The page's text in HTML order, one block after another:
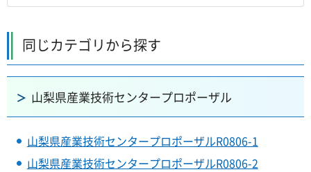
同じカテゴリから探す
山梨県産業技術センタープロポーザル
山梨県産業技術センタープロポーザルR0806-1
山梨県産業技術センタープロポーザルR0806-2